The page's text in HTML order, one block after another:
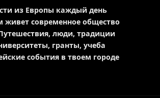
из Европы каждый день
живет современное общество
люди, традиции
гранты, учеба
события в твоем городе